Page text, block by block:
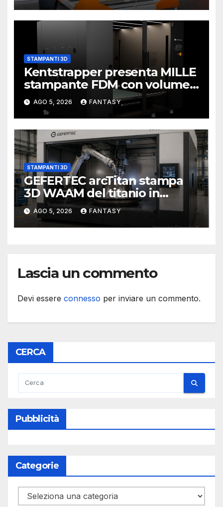
STAMPANTI 3D
Kentstrapper presenta MILLE
stampante FDM con volume
di stampa da un metro cubo
AGO 5, 2026 FANTASY
STAMPANTI 3D
GEFERTEC arcTitan stampa
3D WAAM del titanio in
camera inerte
AGO 5, 2026 FANTASY
Lascia un commento
Devi essere connesso per inviare un commento.
CERCA
Pubblicità
Categorie
Categorie